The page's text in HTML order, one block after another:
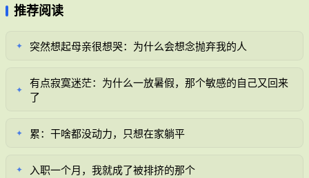
推荐阅读
✦ 突然想起母亲很想哭：为什么会想念抛弃我的人
✦
有点寂寞迷茫：为什么一放暑假，那个敏感的自己又回来
了
✦ 累：干啥都没动力，只想在家躺平
✦ 入职一个月，我就成了被排挤的那个